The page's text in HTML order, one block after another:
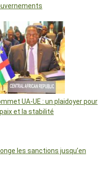
UA-UE : un plaidoyer pour
et la stabilité
les sanctions jusqu’en